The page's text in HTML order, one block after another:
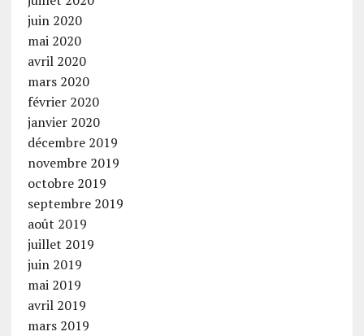
juin 2020
mai 2020
avril 2020
mars 2020
février 2020
janvier 2020
décembre 2019
novembre 2019
octobre 2019
septembre 2019
août 2019
juillet 2019
juin 2019
mai 2019
avril 2019
mars 2019